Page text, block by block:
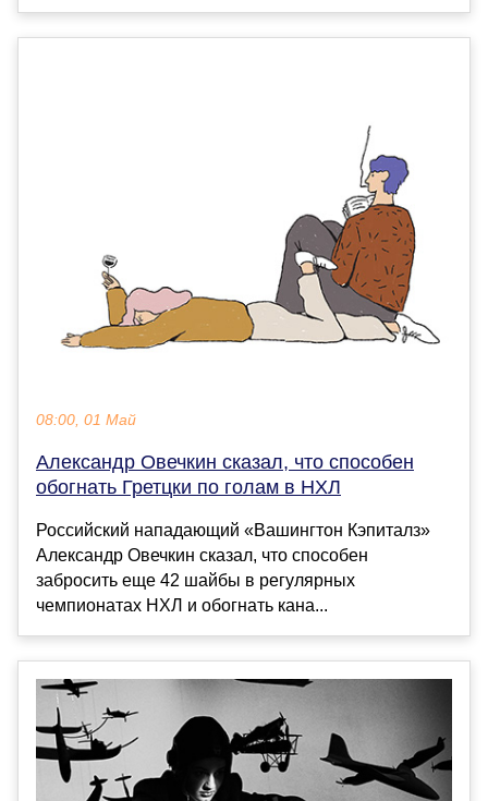
08:00, 01 Май
Александр Овечкин сказал, что способен
обогнать Гретцки по голам в НХЛ
Российский нападающий «Вашингтон Кэпиталз»
Александр Овечкин сказал, что способен
забросить еще 42 шайбы в регулярных
чемпионатах НХЛ и обогнать кана...